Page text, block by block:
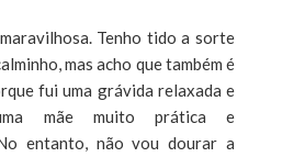
Tenho tido a sorte
mas acho que também é
fui uma grávida relaxada e
mãe muito prática e
entanto, não vou dourar a